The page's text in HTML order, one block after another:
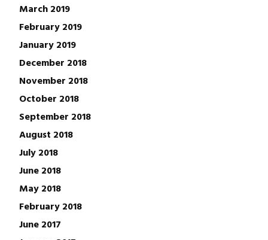
March 2019
February 2019
January 2019
December 2018
November 2018
October 2018
September 2018
August 2018
July 2018
June 2018
May 2018
February 2018
June 2017